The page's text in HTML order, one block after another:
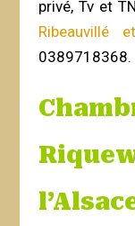
privé, Tv et
Ribeauvillé
0389718368.